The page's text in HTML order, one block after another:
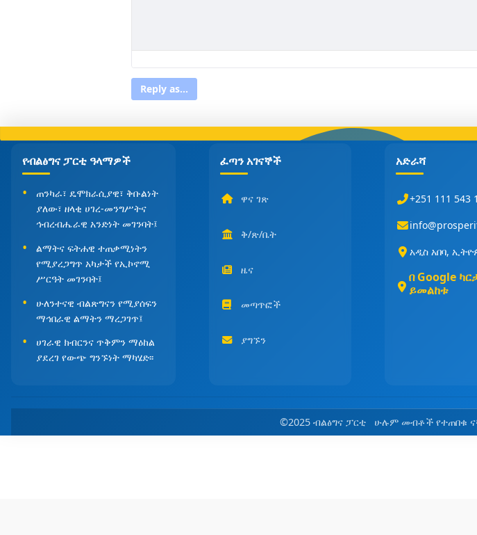
Reply as...
የብልፅግና ፓርቲ ዓላማዎች
ጠንካራ፣ ዴሞክራሲያዊ፣ ቅቡልነት
ያለው፣ ዘላቂ ሀገረ-መንግሥትና
ኅብረብሔራዊ አንድነት መገንባት፤
ልማትና ፍትሐዊ ተጠቃሚነትን
የሚያረጋግጥ አካታች የኢኮኖሚ
ሥርዓት መገንባት፤
ሁለንተናዊ ብልጽግናን የሚያሰፍን
ማኅበራዊ ልማትን ማረጋገጥ፤
ሀገራዊ ክብርንና ጥቅምን ማዕከል
ያደረገ የውጭ ግንኙነት ማካሄድ፡፡
ፈጣን አገናኞች
ዋና ገጽ
ቅ/ጽ/ቤት
ዜና
መጣጥፎች
ያግኙን
አድራሻ
+251 111 543
አዲስ አበባ,
በ Google
ይመልከቱ
©2025 ብልፅግና ፓርቲ ሁሉም መብቶች የተጠበቁ